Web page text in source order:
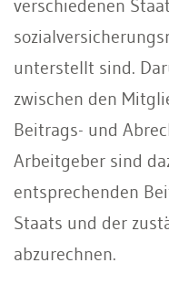
verschiedenen
unterstellt sind.
zwischen den
Beitrags- und
Arbeitgeber sind
entsprechenden
Staats und der
abzurechnen.